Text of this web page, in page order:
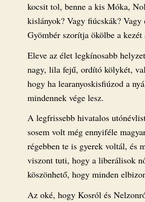
kocsit tol, benne a kis Móka,
kislányok? Vagy fiúcskák? Vagy
Gyömbér szorítja ökölbe a
Eleve az élet legkínosabb
nagy, lila fejű, ordító kölykét,
hogy ha learanyoskisfiúzod a
mindennek vége lesz.
A legfrissebb hivatalos
sosem volt még ennyiféle
régebben te is gyerek voltál, és
viszont tuti, hogy a liberálisok
köszönhető, hogy minden
Az oké, hogy Kosról és